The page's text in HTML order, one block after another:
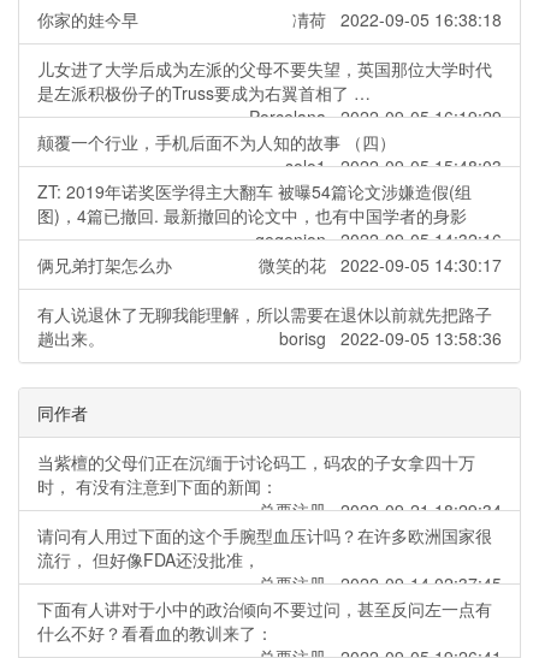
你家的娃今早 凊荷 2022-09-05 16:38:18
儿女进了大学后成为左派的父母不要失望，英国那位大学时代
是左派积极份子的Truss要成为右翼首相了 …
Porcelana 2022-09-05 16:19:29
颠覆一个行业，手机后面不为人知的故事 （四）
solo1 2022-09-05 15:48:03
ZT: 2019年诺奖医学得主大翻车 被曝54篇论文涉嫌造假(组
图)，4篇已撤回. 最新撤回的论文中，也有中国学者的身影
gegenion 2022-09-05 14:32:16
俩兄弟打架怎么办
微笑的花 2022-09-05 14:30:17
有人说退休了无聊我能理解，所以需要在退休以前就先把路子
趟出来。
borisg 2022-09-05 13:58:36
同作者
当紫檀的父母们正在沉缅于讨论码工，码农的子女拿四十万
时， 有没有注意到下面的新闻：
总要注册 2022-09-21 18:29:34
请问有人用过下面的这个手腕型血压计吗？在许多欧洲国家很
流行， 但好像FDA还没批准，
总要注册 2022-09-14 02:37:45
下面有人讲对于小中的政治倾向不要过问，甚至反问左一点有
什么不好？看看血的教训来了：